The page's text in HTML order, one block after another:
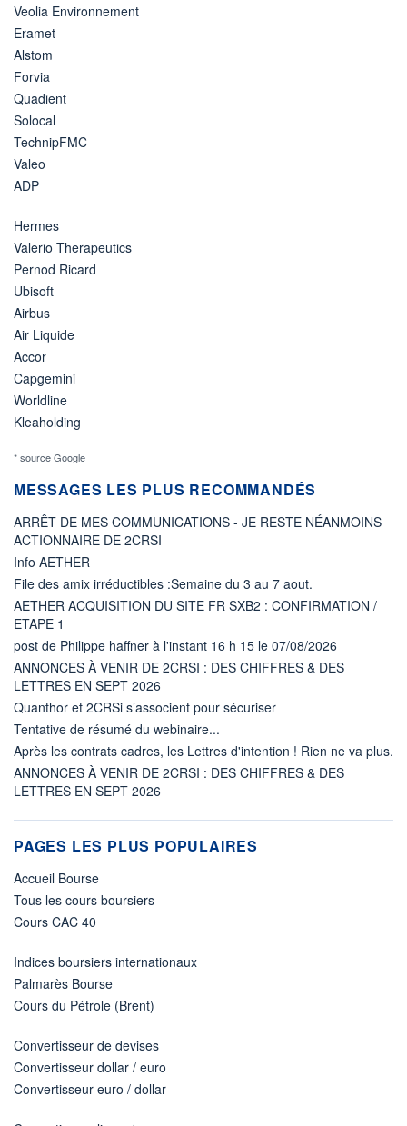
Veolia Environnement
Eramet
Alstom
Forvia
Quadient
Solocal
TechnipFMC
Valeo
ADP
Hermes
Valerio Therapeutics
Pernod Ricard
Ubisoft
Airbus
Air Liquide
Accor
Capgemini
Worldline
Kleaholding
* source Google
MESSAGES LES PLUS RECOMMANDÉS
ARRÊT DE MES COMMUNICATIONS - JE RESTE NÉANMOINS
ACTIONNAIRE DE 2CRSI
Info AETHER
File des amix irréductibles :Semaine du 3 au 7 aout.
AETHER ACQUISITION DU SITE FR SXB2 : CONFIRMATION /
ETAPE 1
post de Philippe haffner à l'instant 16 h 15 le 07/08/2026
ANNONCES À VENIR DE 2CRSI : DES CHIFFRES & DES
LETTRES EN SEPT 2026
Quanthor et 2CRSi s’associent pour sécuriser
Tentative de résumé du webinaire...
Après les contrats cadres, les Lettres d'intention ! Rien ne va plus.
ANNONCES À VENIR DE 2CRSI : DES CHIFFRES & DES
LETTRES EN SEPT 2026
PAGES LES PLUS POPULAIRES
Accueil Bourse
Tous les cours boursiers
Cours CAC 40
Indices boursiers internationaux
Palmarès Bourse
Cours du Pétrole (Brent)
Convertisseur de devises
Convertisseur dollar / euro
Convertisseur euro / dollar